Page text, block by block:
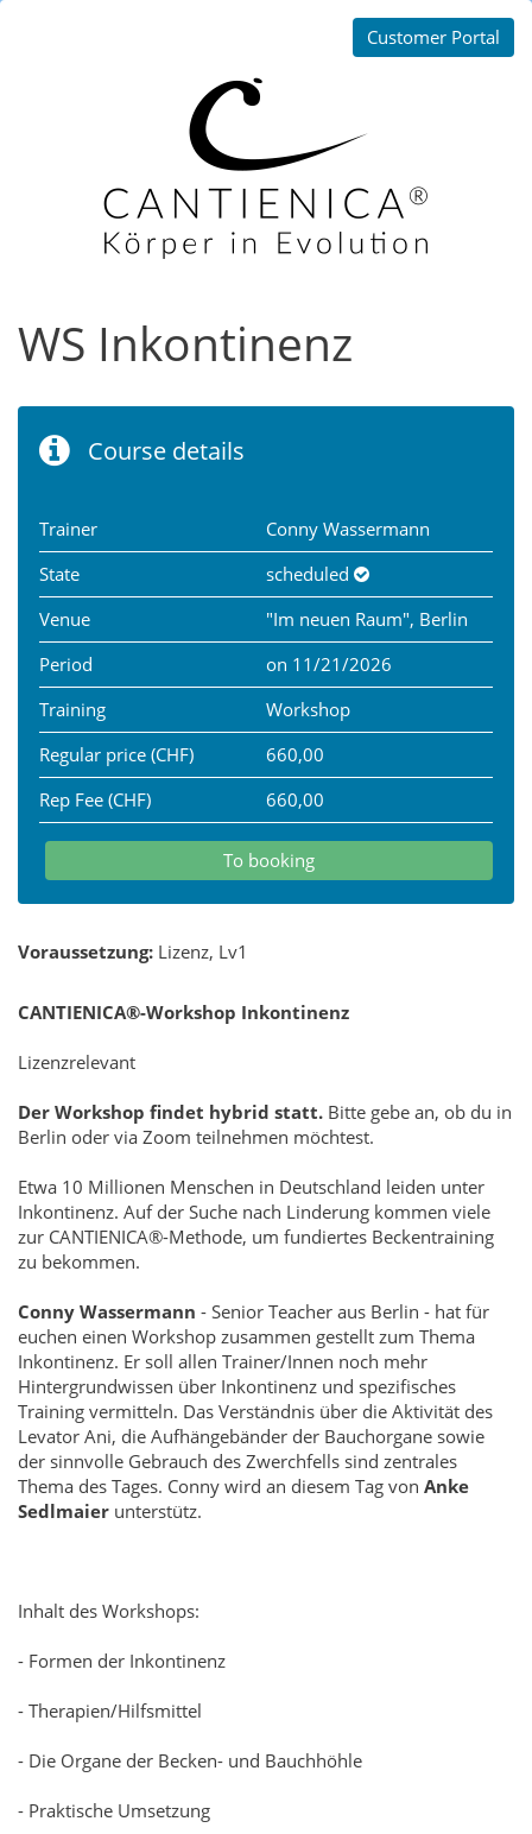
Customer Portal
WS Inkontinenz
Course details
Trainer
Conny Wassermann
State
scheduled
Venue
"Im neuen Raum", Berlin
Period
on 11/21/2026
Training
Workshop
Regular price (CHF)
660,00
Rep Fee (CHF)
660,00
To booking
Voraussetzung: Lizenz, Lv1
CANTIENICA®-Workshop Inkontinenz
Lizenzrelevant
Der Workshop findet hybrid statt. Bitte gebe an, ob du in
Berlin oder via Zoom teilnehmen möchtest.
Etwa 10 Millionen Menschen in Deutschland leiden unter
Inkontinenz. Auf der Suche nach Linderung kommen viele
zur CANTIENICA®-Methode, um fundiertes Beckentraining
zu bekommen.
Conny Wassermann - Senior Teacher aus Berlin - hat für
euchen einen Workshop zusammen gestellt zum Thema
Inkontinenz. Er soll allen Trainer/Innen noch mehr
Hintergrundwissen über Inkontinenz und spezifisches
Training vermitteln. Das Verständnis über die Aktivität des
Levator Ani, die Aufhängebänder der Bauchorgane sowie
der sinnvolle Gebrauch des Zwerchfells sind zentrales
Thema des Tages. Conny wird an diesem Tag von Anke
Sedlmaier unterstütz.
Inhalt des Workshops:
- Formen der Inkontinenz
- Therapien/Hilfsmittel
- Die Organe der Becken- und Bauchhöhle
- Praktische Umsetzung